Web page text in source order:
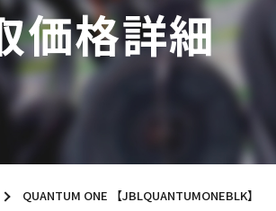
価格詳細
QUANTUM ONE 【JBLQUANTUMONEBLK】